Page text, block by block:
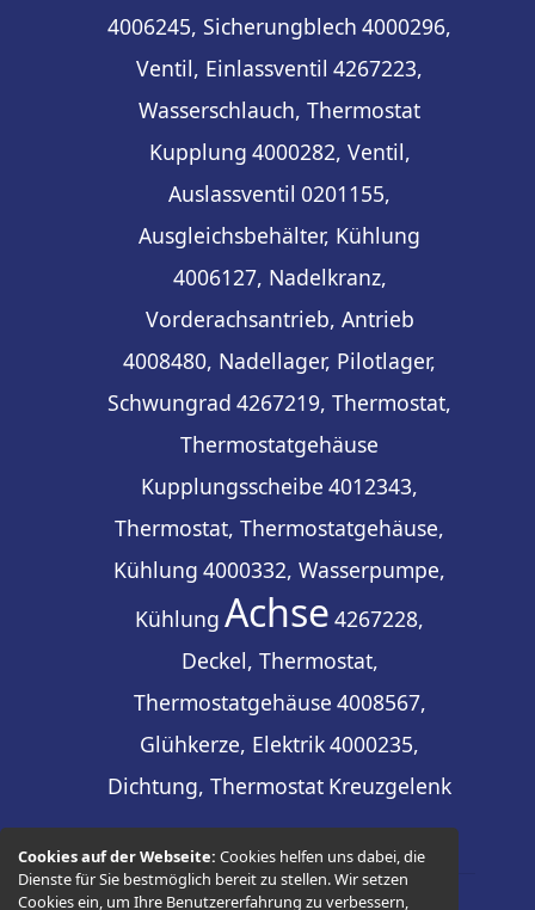
Cookies auf der Webseite:Cookies helfen uns dabei, die
Dienste für Sie bestmöglich bereit zu stellen. Wir setzen
Cookies ein, um Ihre Benutzererfahrung zu verbessern,
4006245, Sicherungblech 4000296,
Ventil, Einlassventil 4267223,
Wasserschlauch, Thermostat
Kupplung 4000282, Ventil,
Auslassventil 0201155,
Ausgleichsbehälter, Kühlung
4006127, Nadelkranz,
Vorderachsantrieb, Antrieb
4008480, Nadellager, Pilotlager,
Schwungrad 4267219, Thermostat,
Thermostatgehäuse
Kupplungsscheibe 4012343,
Thermostat, Thermostatgehäuse,
Kühlung 4000332, Wasserpumpe,
Kühlung Achse 4267228,
Deckel, Thermostat,
Thermostatgehäuse 4008567,
Glühkerze, Elektrik4000235,
Dichtung, Thermostat Kreuzgelenk